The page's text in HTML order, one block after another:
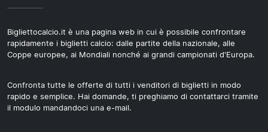
Bigliettocalcio.it è una pagina web in cui è possibile confrontare
rapidamente i biglietti calcio: dalle partite della nazionale, alle
Coppe europee, ai Mondiali nonché ai grandi campionati d'Europa.
Confronta tutte le offerte di tutti i venditori di biglietti in modo
rapido e semplice. Hai domande, ti preghiamo di contattarci tramite
il modulo mandandoci una e-mail.